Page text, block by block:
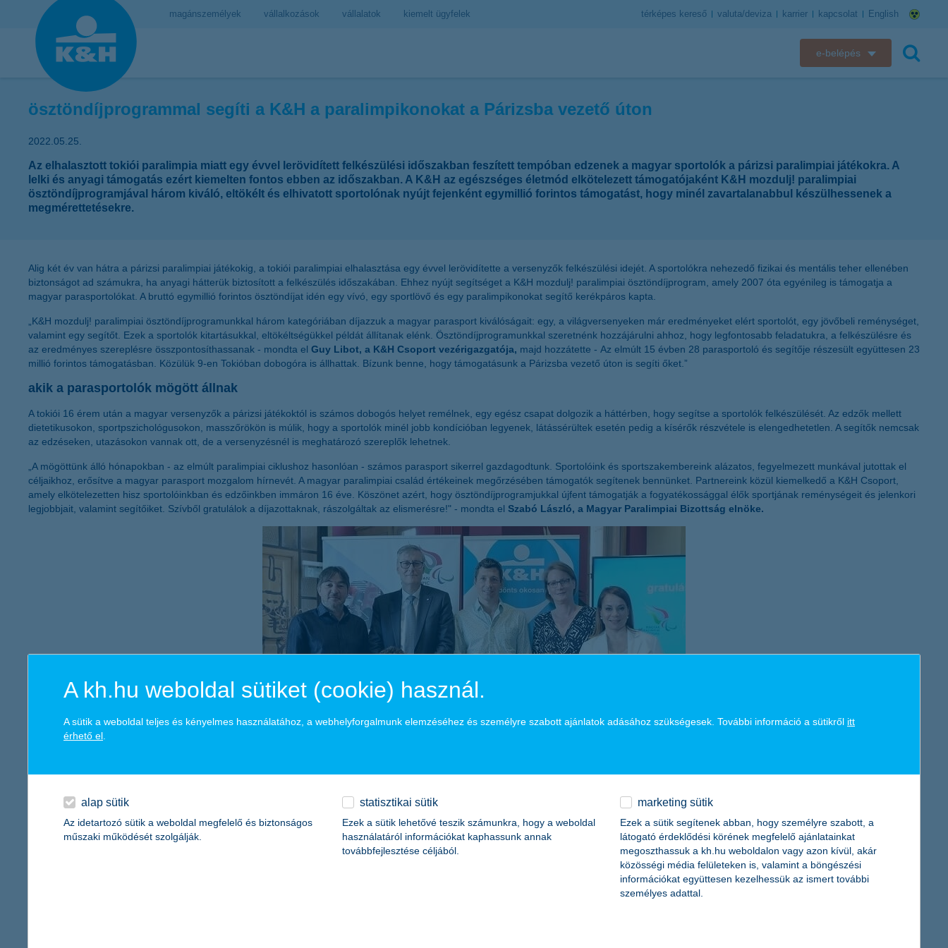
magánszemélyek vállalkozások vállalatok kiemelt ügyfelek térképes kereső valuta/deviza karrier kapcsolat English
e-belépés
K&H web Electra
K&H token megújítás
ösztöndíjprogrammal segíti a K&H a paralimpikonokat a Párizsba vezető úton
2022.05.25.
Az elhalasztott tokiói paralimpia miatt egy évvel lerövidített felkészülési időszakban feszített tempóban edzenek a magyar sportolók a párizsi paralimpiai játékokra. A
lelki és anyagi támogatás ezért kiemelten fontos ebben az időszakban. A K&H az egészséges életmód elkötelezett támogatójaként K&H mozdulj! paralimpiai
ösztöndíjprogramjával három kiváló, eltökélt és elhivatott sportolónak nyújt fejenként egymillió forintos támogatást, hogy minél zavartalanabbul készülhessenek a
megmérettetésekre.
Alig két év van hátra a párizsi paralimpiai játékokig, a tokiói paralimpiai elhalasztása egy évvel lerövidítette a versenyzők felkészülési idejét. A sportolókra nehezedő fizikai és mentális teher ellenében
biztonságot ad számukra, ha anyagi hátterük biztosított a felkészülés időszakában. Ehhez nyújt segítséget a K&H mozdulj! paralimpiai ösztöndíjprogram, amely 2007 óta egyénileg is támogatja a
magyar parasportolókat. A bruttó egymillió forintos ösztöndíjat idén egy vívó, egy sportlövő és egy paralimpikonokat segítő kerékpáros kapta.
„K&H mozdulj! paralimpiai ösztöndíjprogramunkkal három kategóriában díjazzuk a magyar parasport kiválóságait: egy, a világversenyeken már eredményeket elért sportolót, egy jövőbeli reménységet,
valamint egy segítőt. Ezek a sportolók kitartásukkal, eltökéltségükkel példát állítanak elénk. Ösztöndíjprogramunkkal szeretnénk hozzájárulni ahhoz, hogy legfontosabb feladatukra, a felkészülésre és
az eredményes szereplésre összpontosíthassanak - mondta el Guy Libot, a K&H Csoport vezérigazgatója, majd hozzátette - Az elmúlt 15 évben 28 parasportoló és segítője részesült együttesen 23
millió forintos támogatásban. Közülük 9-en Tokióban dobogóra is állhattak. Bízunk benne, hogy támogatásunk a Párizsba vezető úton is segíti őket.”
akik a parasportolók mögött állnak
A tokiói 16 érem után a magyar versenyzők a párizsi játékoktól is számos dobogós helyet remélnek, egy egész csapat dolgozik a háttérben, hogy segítse a sportolók felkészülését. Az edzők mellett
dietetikusokon, sportpszichológusokon, masszőrökön is múlik, hogy a sportolók minél jobb kondícióban legyenek, látássérültek esetén pedig a kísérők részvétele is elengedhetetlen. A segítők nemcsak
az edzéseken, utazásokon vannak ott, de a versenyzésnél is meghatározó szereplők lehetnek.
„A mögöttünk álló hónapokban - az elmúlt paralimpiai ciklushoz hasonlóan - számos parasport sikerrel gazdagodtunk. Sportolóink és sportszakembereink alázatos, fegyelmezett munkával jutottak el
céljaikhoz, erősítve a magyar parasport mozgalom hírnevét. A magyar paralimpiai család értékeinek megőrzésében támogatók segítenek bennünket. Partnereink közül kiemelkedő a K&H Csoport,
amely elkötelezetten hisz sportolóinkban és edzőinkben immáron 16 éve. Köszönet azért, hogy ösztöndíjprogramjukkal újfent támogatják a fogyatékossággal élők sportjának reménységeit és jelenkori
legjobbjait, valamint segítőiket. Szívből gratulálok a díjazottaknak, rászolgáltak az elismerésre!" - mondta el Szabó László, a Magyar Paralimpiai Bizottság elnöke.
A kh.hu weboldal sütiket (cookie) használ.
A sütik a weboldal teljes és kényelmes használatához, a webhelyforgalmunk elemzéséhez és személyre szabott ajánlatok adásához szükségesek. További információ a sütikről itt
érhető el
alap sütik
Az idetartozó sütik a weboldal megfelelő és biztonságos
műszaki működését szolgálják.
statisztikai sütik
Ezek a sütik lehetővé teszik számunkra, hogy a weboldal
használatáról információkat kaphassunk annak
továbbfejlesztése céljából.
marketing sütik
Ezek a sütik segítenek abban, hogy személyre szabott, a
látogató érdeklődési körének megfelelő ajánlatainkat
megoszthassuk a kh.hu weboldalon vagy azon kívül, akár
közösségi média felületeken is, valamint a böngészési
információkat együttesen kezelhessük az ismert további
személyes adattal.